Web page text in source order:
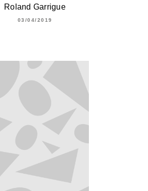
Roland Garrigue
03/04/2019